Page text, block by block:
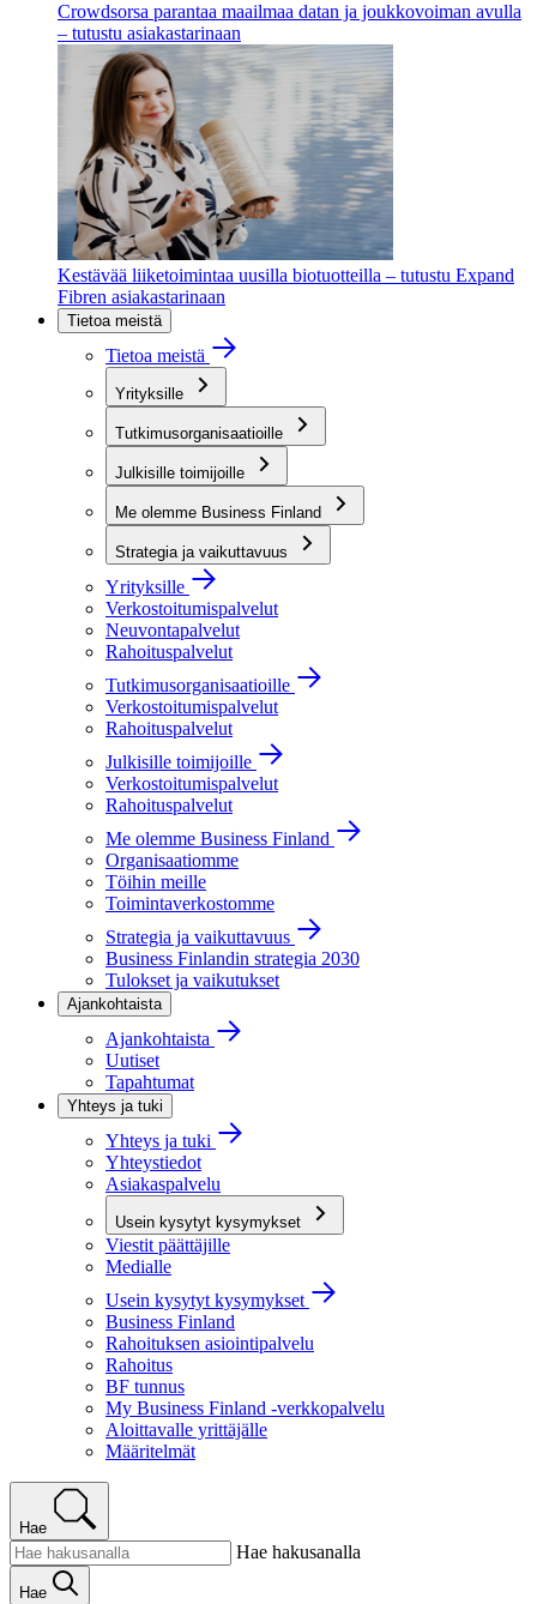
Crowdsorsa parantaa maailmaa datan ja joukkovoiman avulla
– tutustu asiakastarinaan
Kestävää liiketoimintaa uusilla biotuotteilla – tutustu Expand
Fibren asiakastarinaan
Tietoa meistä
Tietoa meistä
Yrityksille
Tutkimusorganisaatioille
Julkisille toimijoille
Me olemme Business Finland
Strategia ja vaikuttavuus
Yrityksille
Verkostoitumispalvelut
Neuvontapalvelut
Rahoituspalvelut
Tutkimusorganisaatioille
Verkostoitumispalvelut
Rahoituspalvelut
Julkisille toimijoille
Verkostoitumispalvelut
Rahoituspalvelut
Me olemme Business Finland
Organisaatiomme
Töihin meille
Toimintaverkostomme
Strategia ja vaikuttavuus
Business Finlandin strategia 2030
Tulokset ja vaikutukset
Ajankohtaista
Ajankohtaista
Uutiset
Tapahtumat
Yhteys ja tuki
Yhteys ja tuki
Yhteystiedot
Asiakaspalvelu
Usein kysytyt kysymykset
Viestit päättäjille
Medialle
Usein kysytyt kysymykset
Business Finland
Rahoituksen asiointipalvelu
Rahoitus
BF tunnus
My Business Finland -verkkopalvelu
Aloittavalle yrittäjälle
Määritelmät
Hae
Hae hakusanalla
Hae